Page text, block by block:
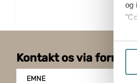
og
Kontakt os via
EMNE